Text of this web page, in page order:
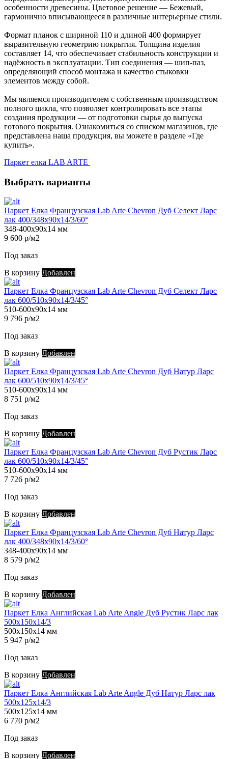
особенности древесины. Цветовое решение — Бежевый,
гармонично вписывающееся в различные интерьерные стили.
Формат планок с шириной 110 и длиной 400 формирует
выразительную геометрию покрытия. Толщина изделия
составляет 14, что обеспечивает стабильность конструкции и
надёжность в эксплуатации. Тип соединения — шип-паз,
определяющий способ монтажа и качество стыковки
элементов между собой.
Мы являемся производителем с собственным производством
полного цикла, что позволяет контролировать все этапы
создания продукции — от подготовки сырья до выпуска
готового покрытия. Ознакомиться со списком магазинов, где
представлена наша продукция, вы можете в разделе «Где
купить».
Паркет елка LAB ARTE
Выбрать варианты
Паркет Елка Французская Lab Arte Chevron Дуб Селект Ларс
лак 400/348х90х14/3/60°
348-400х90х14 мм
9 600 р/м2
Под заказ
В корзину Добавлен
Паркет Елка Французская Lab Arte Chevron Дуб Селект Ларс
лак 600/510х90х14/3/45°
510-600х90х14 мм
9 796 р/м2
Под заказ
В корзину Добавлен
Паркет Елка Французская Lab Arte Chevron Дуб Натур Ларс
лак 600/510х90х14/3/45°
510-600х90х14 мм
8 751 р/м2
Под заказ
В корзину Добавлен
Паркет Елка Французская Lab Arte Chevron Дуб Рустик Ларс
лак 600/510х90х14/3/45°
510-600х90х14 мм
7 726 р/м2
Под заказ
В корзину Добавлен
Паркет Елка Французская Lab Arte Chevron Дуб Натур Ларс
лак 400/348х90х14/3/60°
348-400х90х14 мм
8 579 р/м2
Под заказ
В корзину Добавлен
Паркет Елка Английская Lab Arte Angle Дуб Рустик Ларс лак
500х150х14/3
500х150х14 мм
5 947 р/м2
Под заказ
В корзину Добавлен
Паркет Елка Английская Lab Arte Angle Дуб Натур Ларс лак
500х125х14/3
500х125х14 мм
6 770 р/м2
Под заказ
В корзину Добавлен